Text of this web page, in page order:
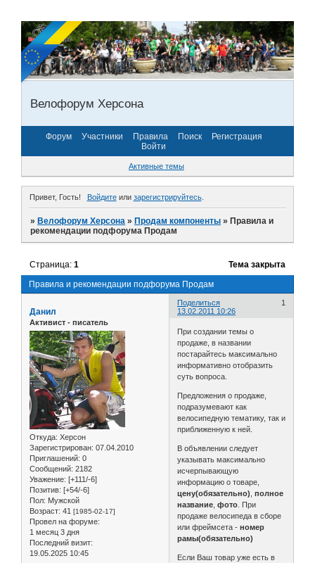
Велофорум Херсона
Форум Участники Правила Поиск
Регистрация
Войти
Активные темы
Привет, Гость! Войдитеили зарегистрируйтесь.
»Велофорум Херсона »Продам компоненты »Правила и
рекомендации подфорума Продам
Правила и рекомендации подфорума Продам
Страница:1 Тема закрыта
Поделиться
1
13.02.2011 10:26
Данил
Активист - писатель
Откуда: Херсон
Зарегистрирован: 07.04.2010
Приглашений: 0
Сообщений: 2182
Уважение: [+111/-6]
Позитив: [+54/-6]
Пол: Мужской
Возраст: 41 [1985-02-17]
Провел на форуме:
1 месяц 3 дня
Последний визит:
19.05.2025 10:45
При создании темы о
продаже, в названии
постарайтесь максимально
информативно отобразить
суть вопроса.
Предложения о продаже,
подразумевают как
велосипедную тематику, так и
приближенную к ней.
В объявлении следует
указывать максимально
исчерпывающую
информацию о товаре,
цену(обязательно) ,полное
название ,фото . При
продаже велосипеда в сборе
или фреймсета -номер
рамы(обязательно)
Если Ваш товар уже есть в